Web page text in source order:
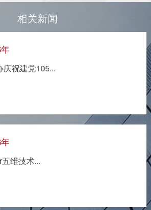
相关新闻
庆祝建党105...
维技术...